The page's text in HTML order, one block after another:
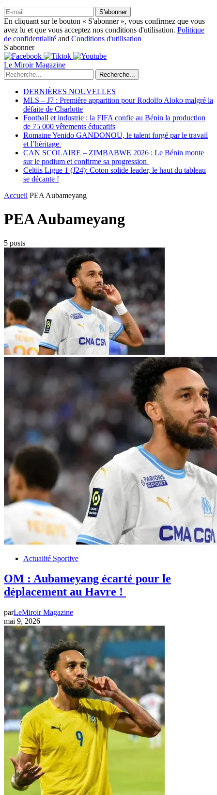
S'abonner
En cliquant sur le bouton « S'abonner », vous confirmez que vous
avez lu et que vous acceptez nos conditions d'utilisation. Politique
de confidentialité and Conditions d'utilisation
S'abonner
Le Miroir Magazine
Recherche...
DERNIÈRES NOUVELLES
MLS – J7 : Première apparition pour Rodolfo Aloko malgré la
défaite de Charlotte
Football et industrie : la FIFA confie au Bénin la production
de 75 000 vêtements éducatifs
Romaine Yenido GANDONOU, le talent forgé par le travail
et l’héritage.
CAN SCOLAIRE – ZIMBABWE 2026 : Le Bénin monte
sur le podium et confirme sa progression
Celtiis Ligue 1 (J24): Coton solide leader, le haut du tableau
se décante !
Accueil PEA Aubameyang
PEA Aubameyang
5 posts
Actualité Sportive
‎OM : Aubameyang écarté pour le
déplacement au Havre !
parLeMiroir Magazine
mai 9, 2026